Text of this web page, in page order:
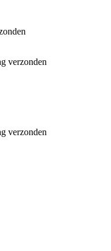
verzonden
verzonden